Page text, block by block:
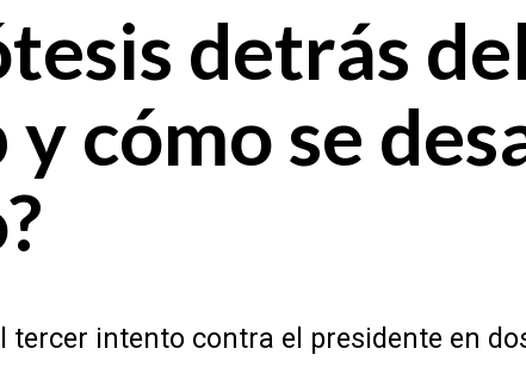
detrás
cómo se
intento contra el presidente en